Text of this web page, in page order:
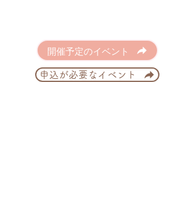
開催予定のイベント
申込が必要なイベント